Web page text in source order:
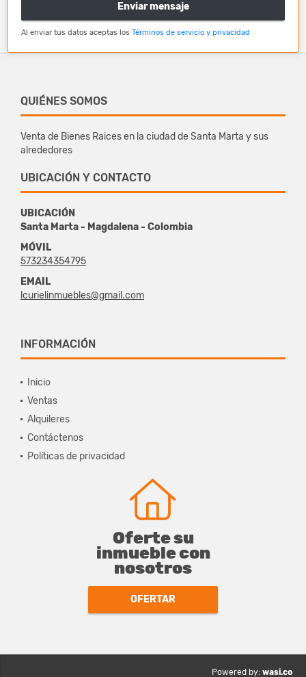
Enviar mensaje
Al enviar tus datos aceptas los Términos de servicio y privacidad
QUIÉNES SOMOS
Venta de Bienes Raices en la ciudad de Santa Marta y sus
alrededores
UBICACIÓN Y CONTACTO
UBICACIÓN
Santa Marta - Magdalena - Colombia
MÓVIL
573234354795
EMAIL
lcurielinmuebles@gmail.com
INFORMACIÓN
Inicio
Ventas
Alquileres
Contáctenos
Políticas de privacidad
Oferte su
inmueble con
nosotros
OFERTAR
Powered by: wasi.co